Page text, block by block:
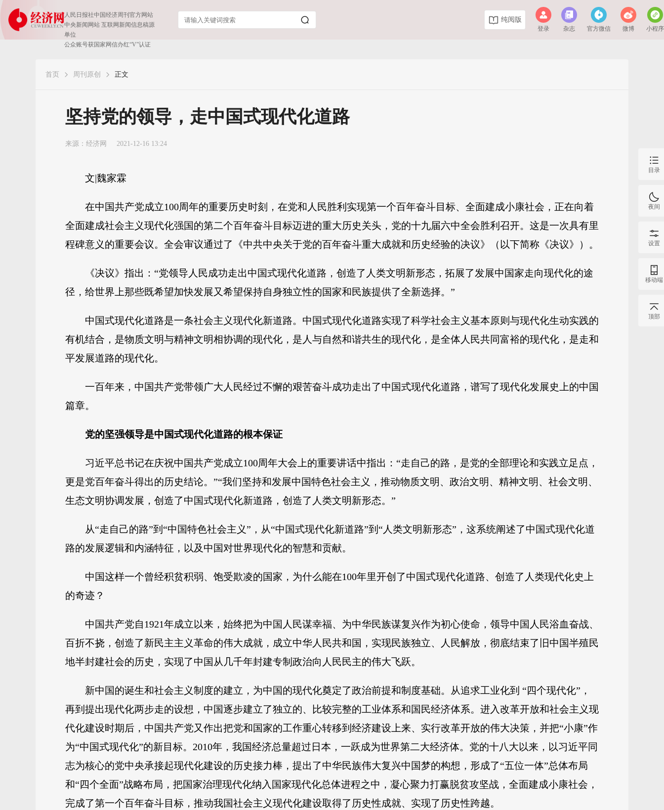
人民日报社中国经济周刊官方网站
中央新闻网站 互联网新闻信息稿源
单位
公众账号获国家网信办红“V”认证
纯阅版
登录 杂志 官方微信 微博 小程序
首页 周刊原创 正文
坚持党的领导，走中国式现代化道路
来源：经济网 2021-12-16 13:24
文|魏家霖
在中国共产党成立100周年的重要历史时刻，在党和人民胜利实现第一个百年奋斗目标、全面建成小康社会，正在向着
全面建成社会主义现代化强国的第二个百年奋斗目标迈进的重大历史关头，党的十九届六中全会胜利召开。这是一次具有里
程碑意义的重要会议。全会审议通过了《中共中央关于党的百年奋斗重大成就和历史经验的决议》（以下简称《决议》）。
《决议》指出：“党领导人民成功走出中国式现代化道路，创造了人类文明新形态，拓展了发展中国家走向现代化的途
径，给世界上那些既希望加快发展又希望保持自身独立性的国家和民族提供了全新选择。”
中国式现代化道路是一条社会主义现代化新道路。中国式现代化道路实现了科学社会主义基本原则与现代化生动实践的
有机结合，是物质文明与精神文明相协调的现代化，是人与自然和谐共生的现代化，是全体人民共同富裕的现代化，是走和
平发展道路的现代化。
一百年来，中国共产党带领广大人民经过不懈的艰苦奋斗成功走出了中国式现代化道路，谱写了现代化发展史上的中国
篇章。
党的坚强领导是中国式现代化道路的根本保证
习近平总书记在庆祝中国共产党成立100周年大会上的重要讲话中指出：“走自己的路，是党的全部理论和实践立足点，
更是党百年奋斗得出的历史结论。”“我们坚持和发展中国特色社会主义，推动物质文明、政治文明、精神文明、社会文明、
生态文明协调发展，创造了中国式现代化新道路，创造了人类文明新形态。”
从“走自己的路”到“中国特色社会主义”，从“中国式现代化新道路”到“人类文明新形态”，这系统阐述了中国式现代化道
路的发展逻辑和内涵特征，以及中国对世界现代化的智慧和贡献。
中国这样一个曾经积贫积弱、饱受欺凌的国家，为什么能在100年里开创了中国式现代化道路、创造了人类现代化史上
的奇迹？
中国共产党自1921年成立以来，始终把为中国人民谋幸福、为中华民族谋复兴作为初心使命，领导中国人民浴血奋战、
百折不挠，创造了新民主主义革命的伟大成就，成立中华人民共和国，实现民族独立、人民解放，彻底结束了旧中国半殖民
地半封建社会的历史，实现了中国从几千年封建专制政治向人民民主的伟大飞跃。
新中国的诞生和社会主义制度的建立，为中国的现代化奠定了政治前提和制度基础。从追求工业化到 “四个现代化”，
再到提出现代化两步走的设想，中国逐步建立了独立的、比较完整的工业体系和国民经济体系。进入改革开放和社会主义现
代化建设时期后，中国共产党又作出把党和国家的工作重心转移到经济建设上来、实行改革开放的伟大决策，并把“小康”作
为“中国式现代化”的新目标。2010年，我国经济总量超过日本，一跃成为世界第二大经济体。党的十八大以来，以习近平同
志为核心的党中央承接起现代化建设的历史接力棒，提出了中华民族伟大复兴中国梦的构想，形成了“五位一体”总体布局
和“四个全面”战略布局，把国家治理现代化纳入国家现代化总体进程之中，凝心聚力打赢脱贫攻坚战，全面建成小康社会，
完成了第一个百年奋斗目标，推动我国社会主义现代化建设取得了历史性成就、实现了历史性跨越。
目录
夜间
设置
移动端
顶部